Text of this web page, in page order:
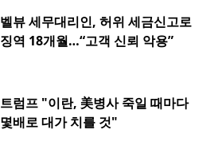
벨뷰 세무대리인, 허위 세금신고로
징역 18개월…“고객 신뢰 악용”
트럼프 "이란, 美병사 죽일 때마다
몇배로 대가 치를 것"